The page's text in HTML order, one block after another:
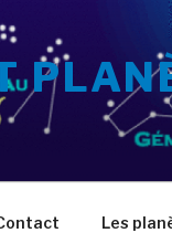
Les